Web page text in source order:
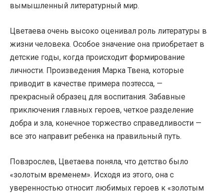
вымышленный литературный мир.
Цветаева очень высоко оценивал роль литературы в
жизни человека. Особое значение она приобретает в
детские годы, когда происходит формирование
личности. Произведения Марка Твена, которые
приводит в качестве примера поэтесса, —
прекрасный образец для воспитания. Забавные
приключения главных героев, четкое разделение
добра и зла, конечное торжество справедливости —
все это направит ребенка на правильный путь.
Повзрослев, Цветаева поняла, что детство было
«золотым временем». Исходя из этого, она с
уверенностью относит любимых героев к «золотым